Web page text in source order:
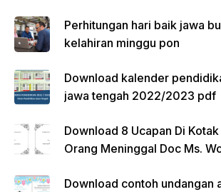
Perhitungan hari baik jawa
kelahiran minggu pon
Download kalender
jawa tengah 2022/2023 pdf
Download 8 Ucapan Di
Orang Meninggal Doc Ms.
Download contoh undangan